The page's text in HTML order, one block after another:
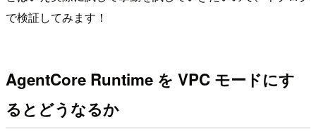
で検証してみます！
AgentCore Runtime を VPC モードにす
るとどうなるか